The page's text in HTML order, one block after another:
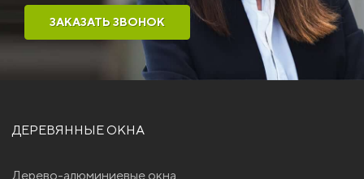
ЗАКАЗАТЬ ЗВОНОК
ДЕРЕВЯННЫЕ ОКНА
Дерево-алюминиевые окна